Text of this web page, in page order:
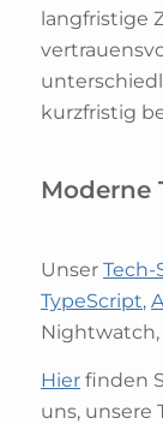
langfristige
kurzfristig
Moderne
Unser Tech-
TypeScript,
Hier finden
uns, unsere